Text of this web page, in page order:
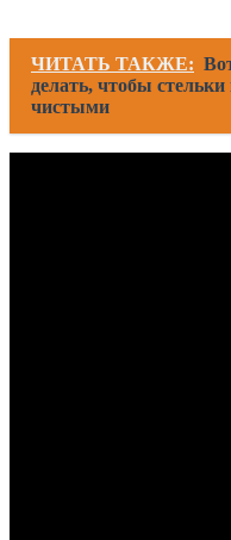
ЧИТАТЬ ТАКЖЕ:
делать, чтобы стельки
чистыми